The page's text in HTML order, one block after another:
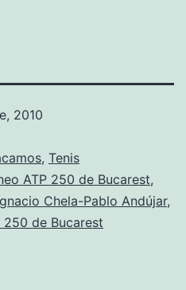
2010
, Tenis
ATP 250 de Bucarest,
Chela-Pablo Andújar,
250 de Bucarest